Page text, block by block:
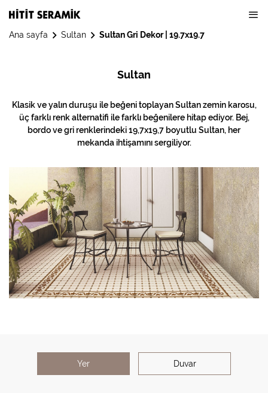
Ana sayfa Sultan Sultan Gri Dekor | 19.7x19.7
Sultan
Klasik ve yalın duruşu ile beğeni toplayan Sultan zemin karosu,
üç farklı renk alternatifi ile farklı beğenilere hitap ediyor. Bej,
bordo ve gri renklerindeki 19,7x19,7 boyutlu Sultan, her
mekanda ihtişamını sergiliyor.
Yer Duvar